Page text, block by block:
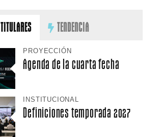
TITULARES TENDENCIA
PROYECCIÓN
Agenda de la cuarta fecha
INSTITUCIONAL
Definiciones temporada 2027